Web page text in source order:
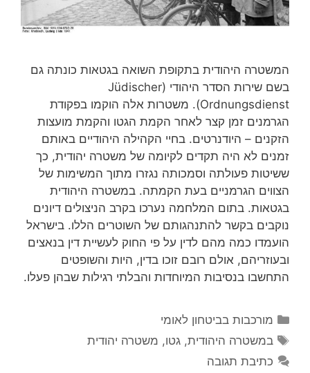
המשטרה היהודית בתקופת השואה בגטאות כונתה גם
בשם שירות הסדר היהודי (Jüdischer
Ordnungsdienst). משטרות אלה הוקמו בפקודת
הגרמנים זמן קצר לאחר הקמת הגטו והקמת מועצות
הזקנים – היודנרטים. בחיי הקהילה היהודיים באותם
זמנים לא היה תקדים לקיומה של משטרה יהודית, כך
ששיטות פעולתה וסמכותה נגזרו מתוך המשימות של
הצווים הגרמניים בעת הקמתה. במשטרה היהודית
בגטאות. בתום המלחמה נערכו בקרב הניצולים דיונים
נוקבים בקשר להתנהגותם של השוטרים הללו. בישראל
הועמדו כמה מהם לדין על פי החוק לעשיית דין בנאצים
ובעוזריהם, אולם רובם זוכו בדין, היות והשופטים
התחשבו בנסיבות המיוחדות והבלתי רגילות שבהן פעלו.
קטגוריות
מורכבות בביטחון לאומי
תגיות
במשטרה היהודית,גטו, משטרה יהודית
כתיבת תגובה